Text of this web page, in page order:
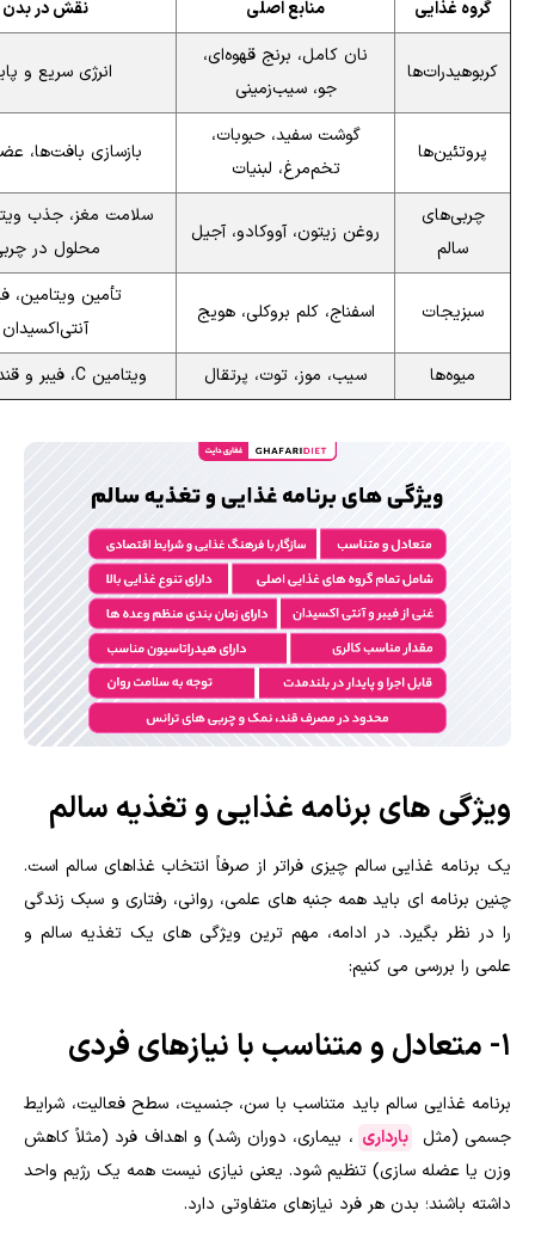
گروه غذایی منابع اصلی نقش در بدن
کربوهیدرات‌ها
نان کامل، برنج قهوه‌ای،
جو، سیب‌زمینی
انرژی سریع و
پروتئین‌ها
گوشت سفید، حبوبات،
تخم‌مرغ، لبنیات
بازسازی بافت‌ها،
چربی‌های
سالم
روغن زیتون، آووکادو، آجیل
سلامت مغز، جذب
محلول در
سبزیجات اسفناج، کلم بروکلی، هویج
تأمین ویتامین،
آنتی‌اکسیدان
میوه‌ها
سیب، موز، توت، پرتقال ویتامین C، فیبر و قند طبیعی
ویژگی های برنامه غذایی و تغذیه سالم
یک برنامه غذایی سالم چیزی فراتر از صرفاً انتخاب غذاهای سالم است.
چنین برنامه ای باید همه جنبه های علمی، روانی، رفتاری و سبک زندگی
را در نظر بگیرد. در ادامه، مهم ترین ویژگی های یک تغذیه سالم و
علمی را بررسی می کنیم:
1- متعادل و متناسب با نیازهای فردی
برنامه غذایی سالم باید متناسب با سن، جنسیت، سطح فعالیت، شرایط
جسمی (مثل
بارداری ، بیماری، دوران رشد) و اهداف فرد (مثلاً کاهش
وزن یا عضله سازی) تنظیم شود. یعنی نیازی نیست همه یک رژیم واحد
داشته باشند؛ بدن هر فرد نیازهای متفاوتی دارد.